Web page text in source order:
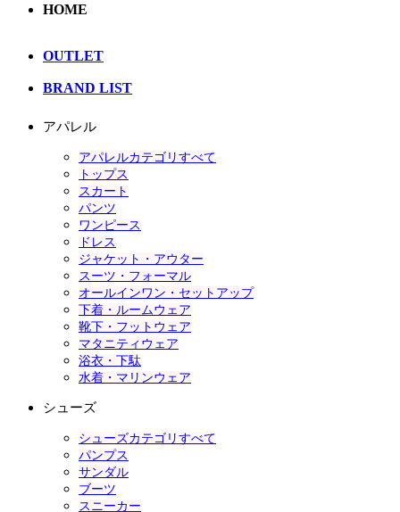
HOME
OUTLET
BRAND LIST
アパレル
アパレルカテゴリすべて
トップス
スカート
パンツ
ワンピース
ドレス
ジャケット・アウター
スーツ・フォーマル
オールインワン・セットアップ
下着・ルームウェア
靴下・フットウェア
マタニティウェア
浴衣・下駄
水着・マリンウェア
シューズ
シューズカテゴリすべて
パンプス
サンダル
ブーツ
スニーカー